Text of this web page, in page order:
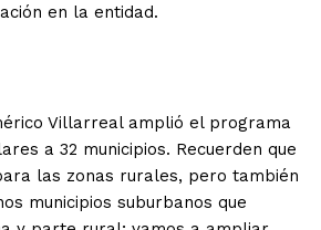
en la entidad.
Villarreal amplió el programa
a 32 municipios. Recuerden que
las zonas rurales, pero también
municipios suburbanos que